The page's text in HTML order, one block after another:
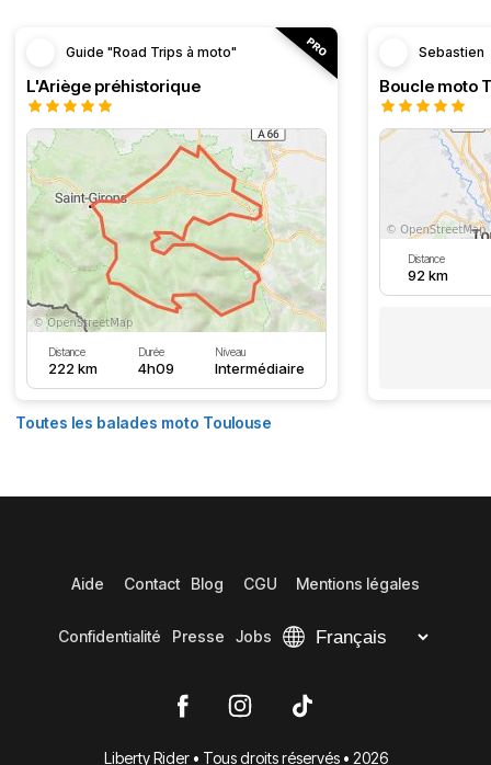
Guide "Road Trips à moto"
L'Ariège préhistorique
Distance
222 km
Durée
4h09
Niveau
Intermédiaire
Sebastien
Distance
92 km
Toutes les balades moto Toulouse
Aide Contact Blog CGU Mentions légales
Confidentialité Presse Jobs
Liberty Rider • Tous droits réservés • 2026